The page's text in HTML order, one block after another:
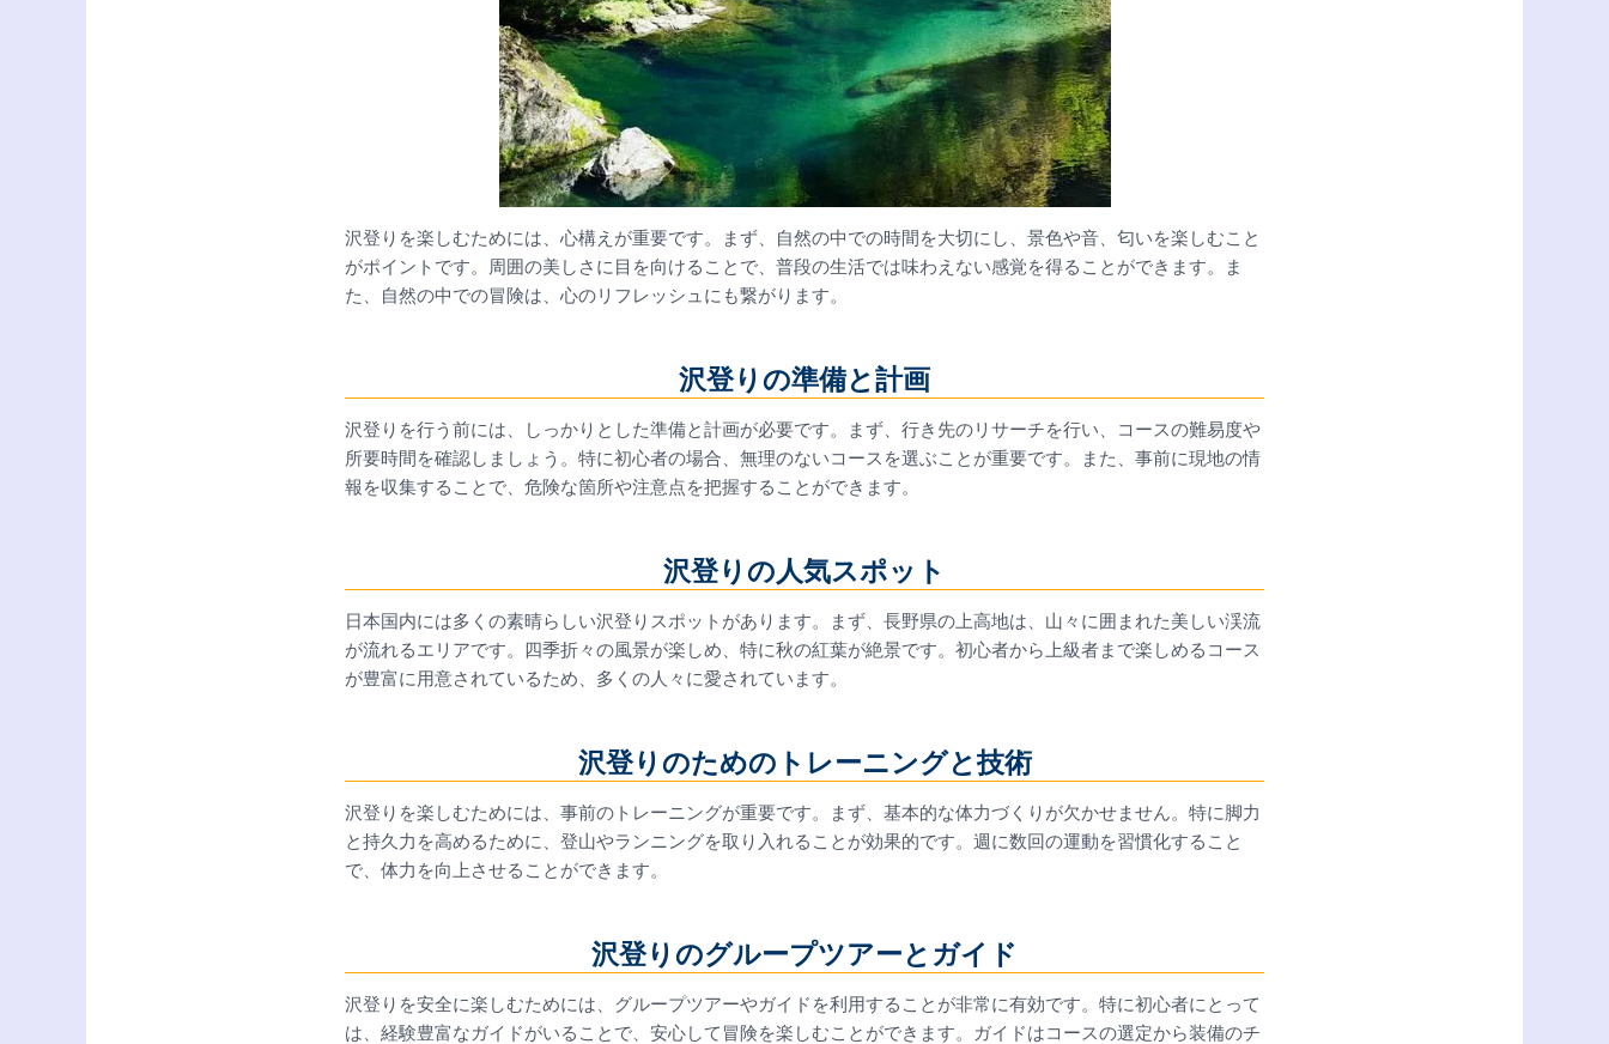
沢登りを楽しむためには、心構えが重要です。まず、自然の中での時間を大切にし、景色や音、匂いを楽しむこと
がポイントです。周囲の美しさに目を向けることで、普段の生活では味わえない感覚を得ることができます。ま
た、自然の中での冒険は、心のリフレッシュにも繋がります。
沢登りの準備と計画
沢登りを行う前には、しっかりとした準備と計画が必要です。まず、行き先のリサーチを行い、コースの難易度や
所要時間を確認しましょう。特に初心者の場合、無理のないコースを選ぶことが重要です。また、事前に現地の情
報を収集することで、危険な箇所や注意点を把握することができます。
沢登りの人気スポット
日本国内には多くの素晴らしい沢登りスポットがあります。まず、長野県の上高地は、山々に囲まれた美しい渓流
が流れるエリアです。四季折々の風景が楽しめ、特に秋の紅葉が絶景です。初心者から上級者まで楽しめるコース
が豊富に用意されているため、多くの人々に愛されています。
沢登りのためのトレーニングと技術
沢登りを楽しむためには、事前のトレーニングが重要です。まず、基本的な体力づくりが欠かせません。特に脚力
と持久力を高めるために、登山やランニングを取り入れることが効果的です。週に数回の運動を習慣化すること
で、体力を向上させることができます。
沢登りのグループツアーとガイド
沢登りを安全に楽しむためには、グループツアーやガイドを利用することが非常に有効です。特に初心者にとって
は、経験豊富なガイドがいることで、安心して冒険を楽しむことができます。ガイドはコースの選定から装備のチ